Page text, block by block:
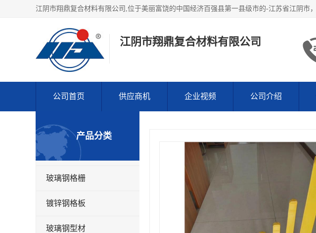
江阴市翔鼎复合材料有限公司
公司首页 供应商机 企业视频 公司介绍
产品分类
玻璃钢格栅
镀锌钢格板
玻璃钢型材